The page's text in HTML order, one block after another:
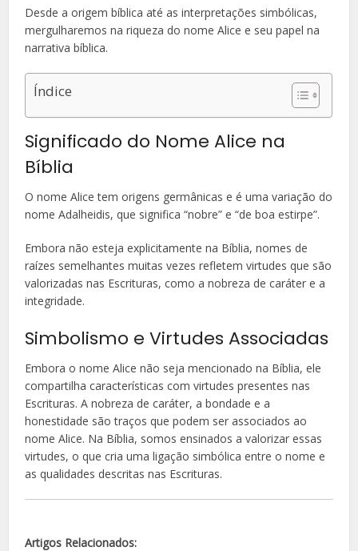
Desde a origem bíblica até as interpretações simbólicas,
mergulharemos na riqueza do nome Alice e seu papel na
narrativa bíblica.
Índice
Significado do Nome Alice na
Bíblia
O nome Alice tem origens germânicas e é uma variação do
nome Adalheidis, que significa “nobre” e “de boa estirpe”.
Embora não esteja explicitamente na Bíblia, nomes de
raízes semelhantes muitas vezes refletem virtudes que são
valorizadas nas Escrituras, como a nobreza de caráter e a
integridade.
Simbolismo e Virtudes Associadas
Embora o nome Alice não seja mencionado na Bíblia, ele
compartilha características com virtudes presentes nas
Escrituras. A nobreza de caráter, a bondade e a
honestidade são traços que podem ser associados ao
nome Alice. Na Bíblia, somos ensinados a valorizar essas
virtudes, o que cria uma ligação simbólica entre o nome e
as qualidades descritas nas Escrituras.
Artigos Relacionados: